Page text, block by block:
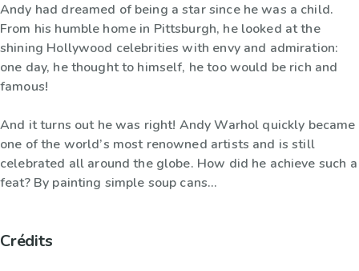
Andy had dreamed of being a star since he was a child.
From his humble home in Pittsburgh, he looked at the
shining Hollywood celebrities with envy and admiration:
one day, he thought to himself, he too would be rich and
famous!
And it turns out he was right! Andy Warhol quickly became
one of the world’s most renowned artists and is still
celebrated all around the globe. How did he achieve such a
feat? By painting simple soup cans...
Crédits